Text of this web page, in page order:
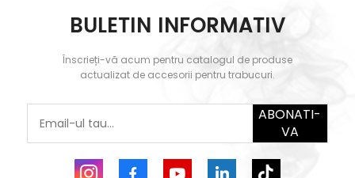
AFLĂ MAI
MULTE
AFLĂ MAI
MULTE
BULETIN INFORMATIV
Înscrieți-vă acum pentru catalogul de produse
actualizat de accesorii pentru trabucuri.
ABONATI-
VA